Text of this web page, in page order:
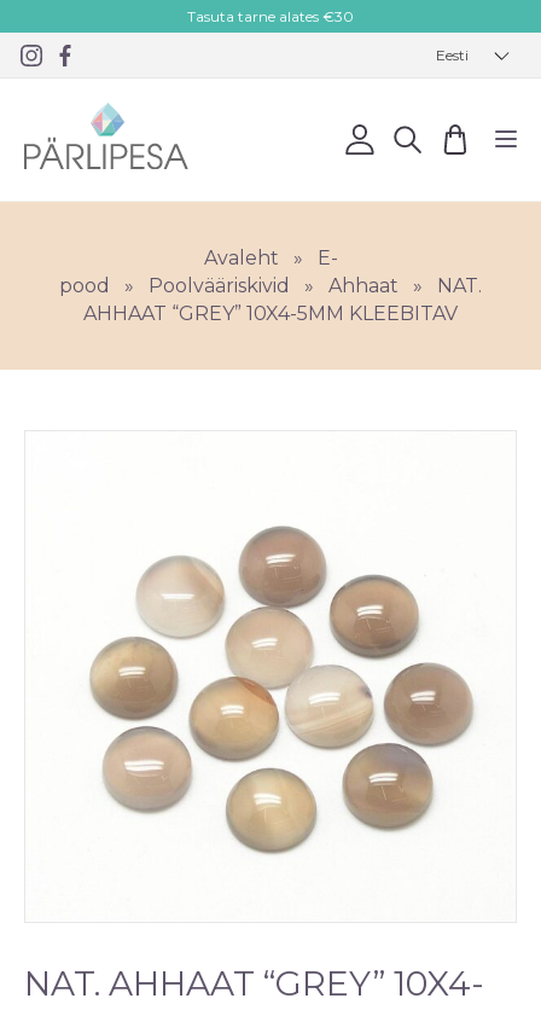
Tasuta tarne alates €30
Eesti
Avaleht »
E-
pood
» Poolvääriskivid » Ahhaat »
NAT.
AHHAAT “GREY” 10X4-5MM KLEEBITAV
NAT. AHHAAT “GREY” 10X4-